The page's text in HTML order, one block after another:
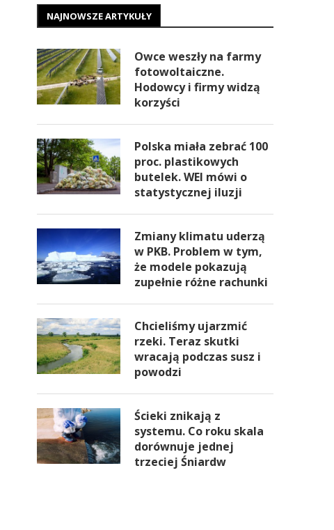
NAJNOWSZE ARTYKUŁY
Owce weszły na farmy
fotowoltaiczne.
Hodowcy i firmy widzą
korzyści
Polska miała zebrać 100
proc. plastikowych
butelek. WEI mówi o
statystycznej iluzji
Zmiany klimatu uderzą
w PKB. Problem w tym,
że modele pokazują
zupełnie różne rachunki
Chcieliśmy ujarzmić
rzeki. Teraz skutki
wracają podczas susz i
powodzi
Ścieki znikają z
systemu. Co roku skala
dorównuje jednej
trzeciej Śniardw